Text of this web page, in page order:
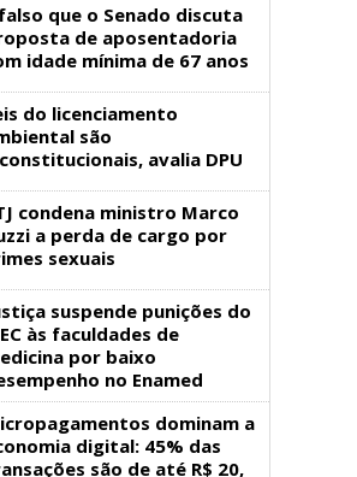
que o Senado discuta
de aposentadoria
idade mínima de 67 anos
do licenciamento
são
avalia DPU
condena ministro Marco
a perda de cargo por
sexuais
suspende punições do
às faculdades de
por baixo
no Enamed
dominam a
digital: 45% das
são de até R$ 20,